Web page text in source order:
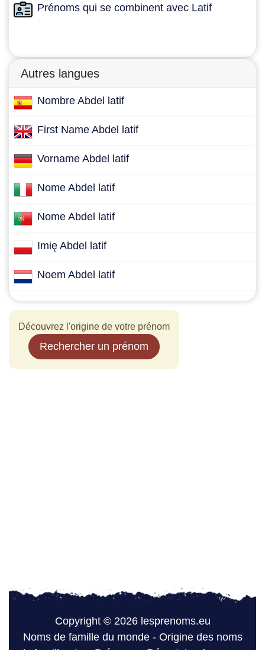
Prénoms qui se combinent avec Latif
Autres langues
Nombre Abdel latif
First Name Abdel latif
Vorname Abdel latif
Nome Abdel latif
Nome Abdel latif
Imię Abdel latif
Noem Abdel latif
Découvrez l'origine de votre prénom
Rechercher un prénom
Copyright © 2026 lesprenoms.eu
Noms de famille du monde- Origine des noms